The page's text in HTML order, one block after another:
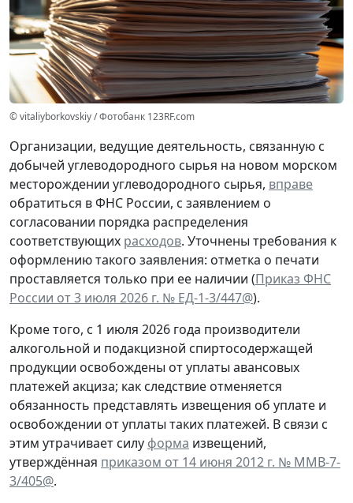
© vitaliyborkovskiy / Фотобанк 123RF.com
Организации, ведущие деятельность, связанную с
добычей углеводородного сырья на новом морском
месторождении углеводородного сырья, вправе
обратиться в ФНС России, с заявлением о
согласовании порядка распределения
соответствующих расходов. Уточнены требования к
оформлению такого заявления: отметка о печати
проставляется только при ее наличии (Приказ ФНС
России от 3 июля 2026 г. № ЕД-1-3/447@).
Кроме того, с 1 июля 2026 года производители
алкогольной и подакцизной спиртосодержащей
продукции освобождены от уплаты авансовых
платежей акциза; как следствие отменяется
обязанность представлять извещения об уплате и
освобождении от уплаты таких платежей. В связи с
этим утрачивает силу форма извещений,
утверждённая приказом от 14 июня 2012 г. № ММВ-7-
3/405@.